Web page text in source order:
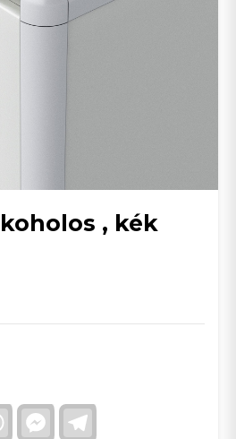
, kék
WhatsAppFacebook
Messenger